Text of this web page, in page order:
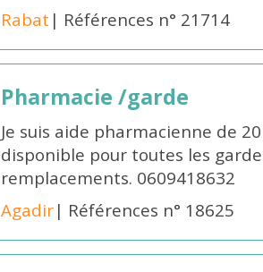
Rabat | Références n° 21714
Pharmacie /garde
Je suis aide pharmacienne de
disponible pour toutes les
remplacements. 0609418632
Agadir| Références n° 18625